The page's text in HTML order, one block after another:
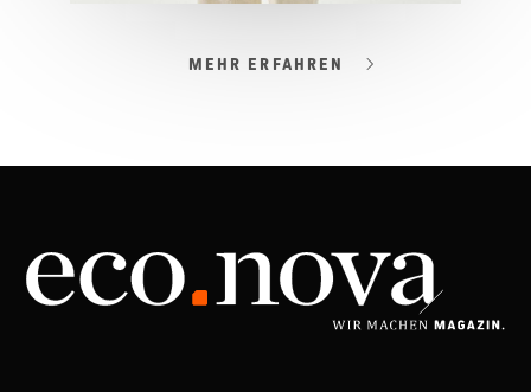
03/2026
JETZT BESTELLEN
MEHR ERFAHREN